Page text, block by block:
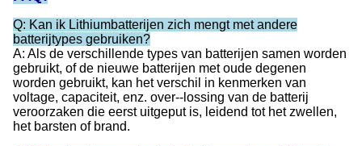
Q: Kan ik Lithiumbatterijen zich mengt met andere
batterijtypes gebruiken?
A: Als de verschillende types van batterijen samen worden
gebruikt, of de nieuwe batterijen met oude degenen
worden gebruikt, kan het verschil in kenmerken van
voltage, capaciteit, enz. over--lossing van de batterij
veroorzaken die eerst uitgeput is, leidend tot het zwellen,
het barsten of brand.